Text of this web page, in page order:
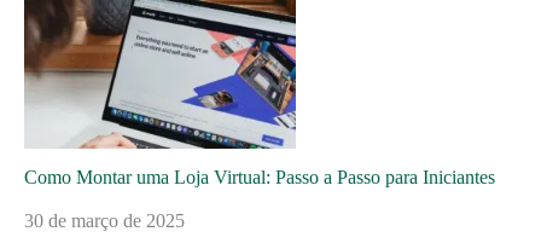
Como Montar uma Loja Virtual: Passo a Passo para Iniciantes
30 de março de 2025